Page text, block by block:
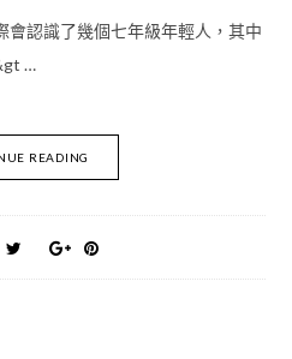
會認識了幾個七年級年輕人，其中
…
READING